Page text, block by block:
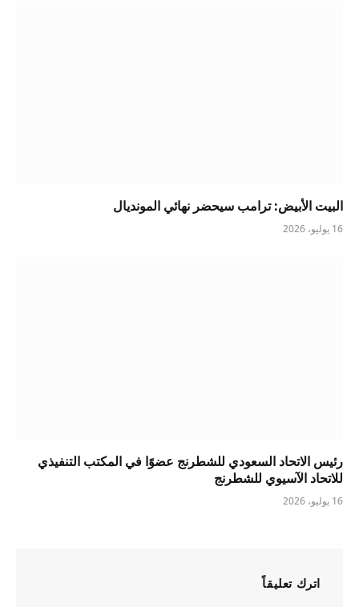
البيت الأبيض: ترامب سيحضر نهائي المونديال
16 يوليو، 2026
رئيس الاتحاد السعودي للشطرنج عضوًا في المكتب التنفيذي
للاتحاد الآسيوي للشطرنج
16 يوليو، 2026
اترك تعليقاً